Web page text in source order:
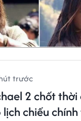
trước
2 chốt
lịch chiếu